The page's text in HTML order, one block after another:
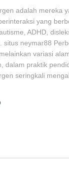
adalah mereka
yang
ADHD,
situs neymar88
variasi
dalam praktik
seringkali